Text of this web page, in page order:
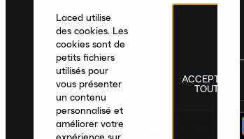
France|Français
Laced utilise
des cookies. Les
cookies sont de
petits fichiers
utilisés pour
vous présenter
un contenu
personnalisé et
améliorer votre
ACCEPTER
TOUT